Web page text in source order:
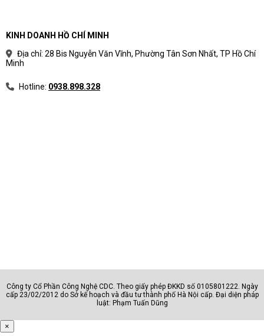
KINH DOANH HỒ CHÍ MINH
Địa chỉ: 28 Bis Nguyễn Văn Vĩnh, Phường Tân Sơn Nhất, TP Hồ Chí
Minh
Hotline: 0938.898.328
Công ty Cổ Phần Công Nghệ CDC. Theo giấy phép ĐKKD số 0105801222. Ngày
cấp 23/02/2012 do Sở kế hoạch và đầu tư thành phố Hà Nội cấp. Đại diện pháp
luật: Phạm Tuấn Dũng
×